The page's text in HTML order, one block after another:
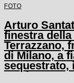
FOTO
Arturo
finestra
Terrazzano,
di Milano, a
sequestrato,
un'altra